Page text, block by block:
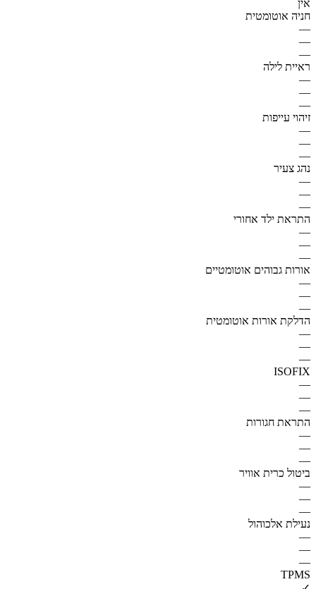
אין
חניה אוטומטית
—
—
—
ראיית לילה
—
—
—
זיהוי עייפות
—
—
—
נהג צעיר
—
—
—
התראת ילד אחורי
—
—
—
אורות גבוהים אוטומטיים
—
—
—
הדלקת אורות אוטומטית
—
—
—
ISOFIX
—
—
—
התראת חגורות
—
—
—
ביטול כרית אוויר
—
—
—
נעילת אלכוהול
—
—
—
TPMS